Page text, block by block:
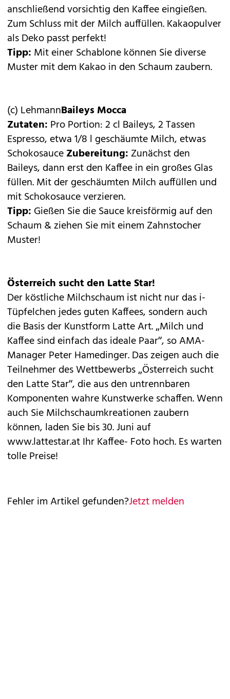
anschließend vorsichtig den Kaffee eingießen.
Zum Schluss mit der Milch auffüllen. Kakaopulver
als Deko passt perfekt!
Tipp: Mit einer Schablone können Sie diverse
Muster mit dem Kakao in den Schaum zaubern.
(c) LehmannBaileys Mocca
Zutaten: Pro Portion: 2 cl Baileys, 2 Tassen
Espresso, etwa 1/8 l geschäumte Milch, etwas
SchokosauceZubereitung: Zunächst den
Baileys, dann erst den Kaffee in ein großes Glas
füllen. Mit der geschäumten Milch auffüllen und
mit Schokosauce verzieren.
Tipp: Gießen Sie die Sauce kreisförmig auf den
Schaum & ziehen Sie mit einem Zahnstocher
Muster!
Österreich sucht den Latte Star!
Der köstliche Milchschaum ist nicht nur das i-
Tüpfelchen jedes guten Kaffees, sondern auch
die Basis der Kunstform Latte Art. „Milch und
Kaffee sind einfach das ideale Paar“, so AMA-
Manager Peter Hamedinger. Das zeigen auch die
Teilnehmer des Wettbewerbs „Österreich sucht
den Latte Star“, die aus den untrennbaren
Komponenten wahre Kunstwerke schaffen. Wenn
auch Sie Milchschaumkreationen zaubern
können, laden Sie bis 30. Juni auf
www.lattestar.atIhr Kaffee- Foto hoch. Es warten
tolle Preise!
Fehler im Artikel gefunden?Jetzt melden